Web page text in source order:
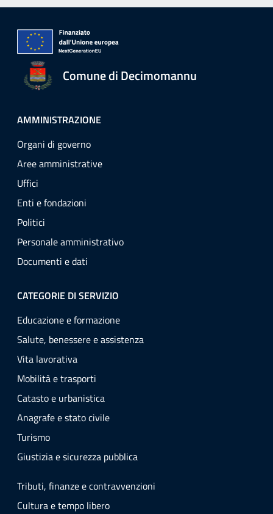
Comune di Decimomannu
AMMINISTRAZIONE
Organi di governo
Aree amministrative
Uffici
Enti e fondazioni
Politici
Personale amministrativo
Documenti e dati
CATEGORIE DI SERVIZIO
Educazione e formazione
Salute, benessere e assistenza
Vita lavorativa
Mobilità e trasporti
Catasto e urbanistica
Anagrafe e stato civile
Turismo
Giustizia e sicurezza pubblica
Tributi, finanze e contravvenzioni
Cultura e tempo libero